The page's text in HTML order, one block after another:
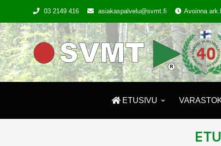
03 2149 416 asiakaspalvelu@svmt.fi Avoinna
ETUSIVU